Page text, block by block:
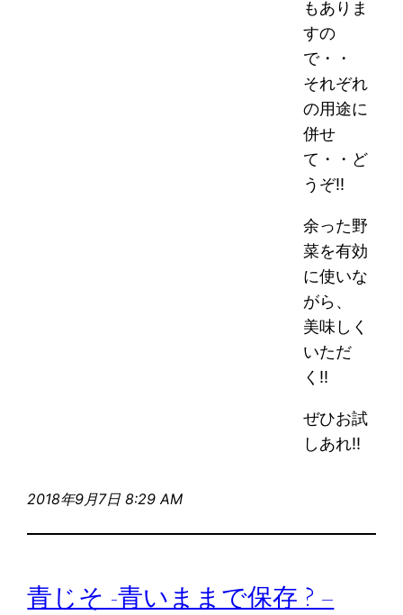
もありま
すの
で・・
それぞれ
の用途に
併せ
て・・ど
うぞ!!
余った野
菜を有効
に使いな
がら、
美味しく
いただ
く!!
ぜひお試
しあれ!!
2018年9月7日 8:29 AM
青じそ -青いままで保存 ? –